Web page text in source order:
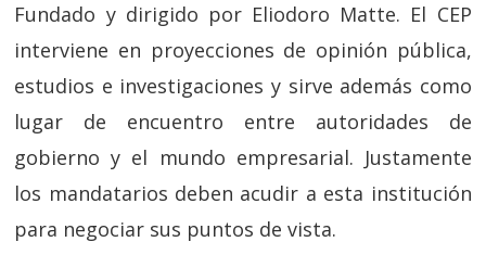
Fundado y dirigido por Eliodoro Matte. El CEP
interviene en proyecciones de opinión pública,
estudios e investigaciones y sirve además como
lugar de encuentro entre autoridades de
gobierno y el mundo empresarial. Justamente
los mandatarios deben acudir a esta institución
para negociar sus puntos de vista.